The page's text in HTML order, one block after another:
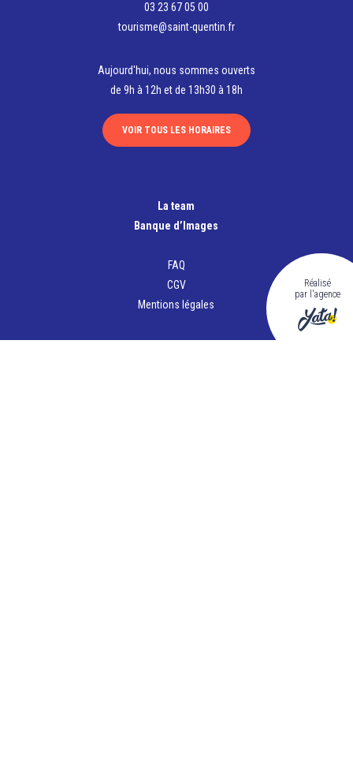
03 23 67 05 00
tourisme@saint-quentin.fr
Aujourd'hui, nous sommes ouverts
de 9h à 12h et de 13h30 à 18h
VOIR TOUS LES HORAIRES
La team
Banque d’Images
FAQ
CGV
Mentions légales
Réalisé
par l'agence